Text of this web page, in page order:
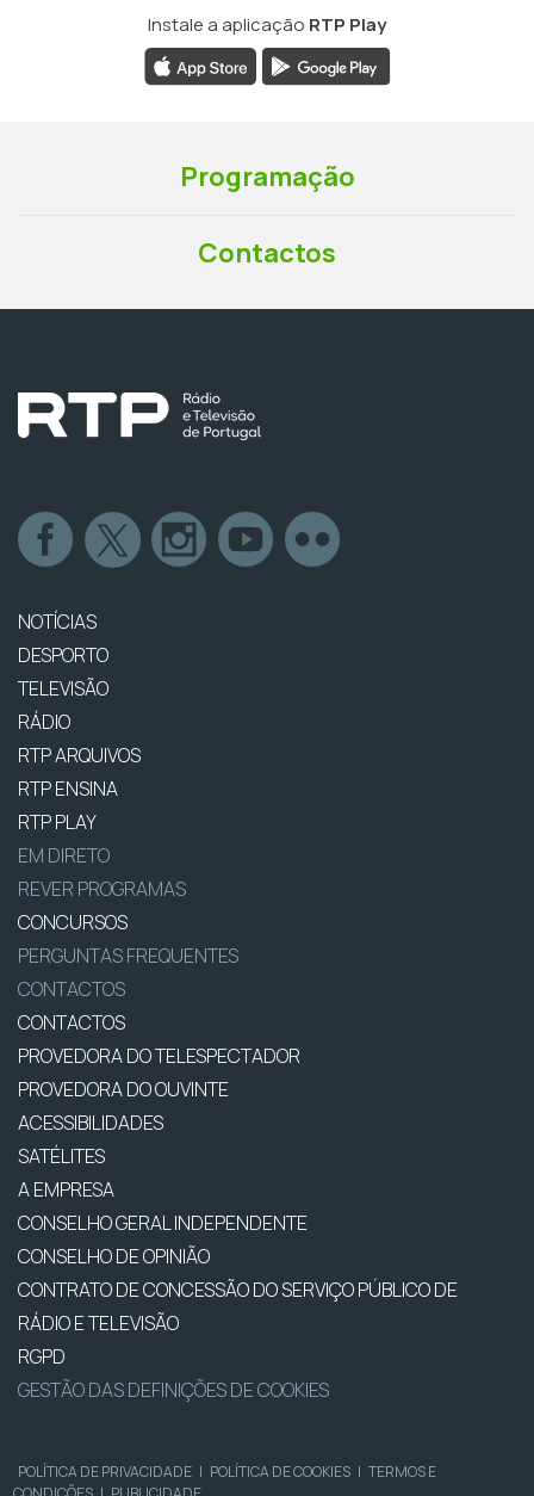
Instale a aplicação RTP Play
Programação
Contactos
NOTÍCIAS
DESPORTO
TELEVISÃO
RÁDIO
RTP ARQUIVOS
RTP ENSINA
RTP PLAY
EM DIRETO
REVER PROGRAMAS
CONCURSOS
PERGUNTAS FREQUENTES
CONTACTOS
CONTACTOS
PROVEDORA DO TELESPECTADOR
PROVEDORA DO OUVINTE
ACESSIBILIDADES
SATÉLITES
A EMPRESA
CONSELHO GERAL INDEPENDENTE
CONSELHO DE OPINIÃO
CONTRATO DE CONCESSÃO DO SERVIÇO PÚBLICO DE
RÁDIO E TELEVISÃO
RGPD
GESTÃO DAS DEFINIÇÕES DE COOKIES
POLÍTICA DE PRIVACIDADE | POLÍTICA DE COOKIES | TERMOS E